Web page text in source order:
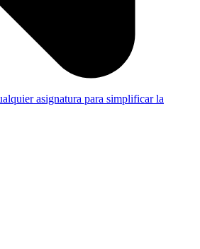
asignatura para simplificar la